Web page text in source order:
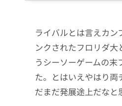
ライバルとは言えカ
ンクされたフロリダ
うシーソーゲームの
た。とはいえやはり両
だまだ発展途上だなと